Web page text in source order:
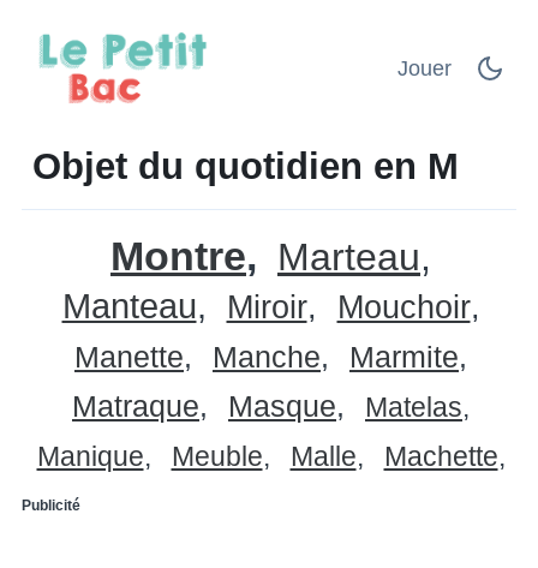
Jouer
Objet du quotidien en M
Montre Marteau
Manteau Miroir Mouchoir
Manette Manche
Marmite
Matraque
Masque
Matelas
Manique
Meuble Malle Machette
Publicité